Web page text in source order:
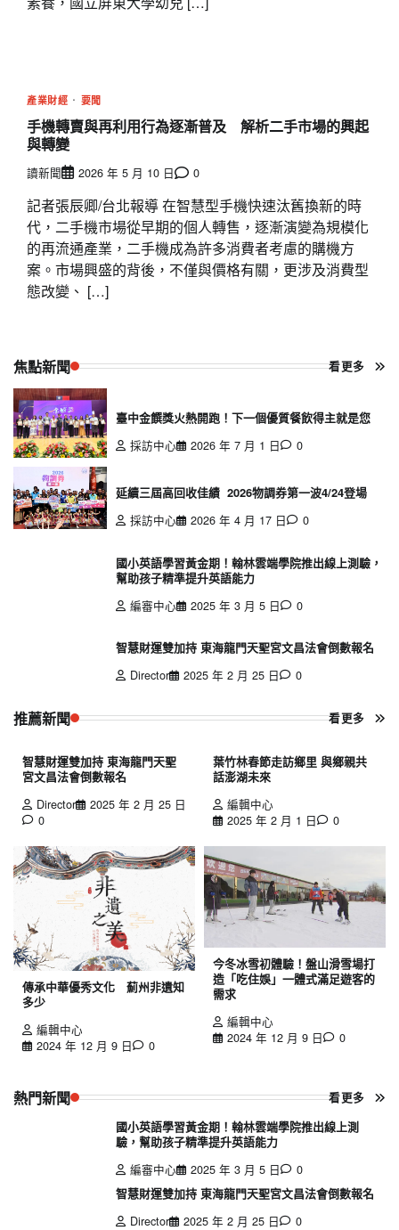
產業財經 要聞
手機轉賣與再利用行為逐漸普及 解析二手市場的興起
與轉變
讀新聞 2026 年 5 月 10 日 0
記者張辰卿/台北報導 在智慧型手機快速汰舊換新的時
代，二手機市場從早期的個人轉售，逐漸演變為規模化
的再流通產業，二手機成為許多消費者考慮的購機方
案。市場興盛的背後，不僅與價格有關，更涉及消費型
態改變、 […]
焦點新聞 看更多
臺中金饌獎火熱開跑！下一個優質餐飲得主就是您
採訪中心
2026 年 7 月 1 日 0
延續三屆高回收佳績 2026物調券第一波4/24登場
採訪中心
2026 年 4 月 17 日 0
國小英語學習黃金期！翰林雲端學院推出線上測驗，
幫助孩子精準提升英語能力
編審中心
2025 年 3 月 5 日 0
智慧財運雙加持 東海龍門天聖宮文昌法會倒數報名
Director
2025 年 2 月 25 日 0
推薦新聞 看更多
智慧財運雙加持 東海龍門天聖
宮文昌法會倒數報名
Director
2025 年 2 月 25 日
0
葉竹林春節走訪鄉里 與鄉親共
話澎湖未來
編輯中心
2025 年 2 月 1 日
0
傳承中華優秀文化 薊州非遺知
多少
編輯中心
2024 年 12 月 9 日
0
今冬冰雪初體驗！盤山滑雪場打
造「吃住娛」一體式滿足遊客的
需求
編輯中心
2024 年 12 月 9 日
0
熱門新聞 看更多
國小英語學習黃金期！翰林雲端學院推出線上測
驗，幫助孩子精準提升英語能力
編審中心
2025 年 3 月 5 日
0
智慧財運雙加持 東海龍門天聖宮文昌法會倒數報名
Director
2025 年 2 月 25 日
0